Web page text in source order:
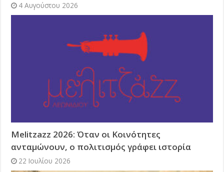
4 Αυγούστου 2026
Melitzazz 2026: Όταν οι Κοινότητες
ανταμώνουν, ο πολιτισμός γράφει ιστορία
22 Ιουλίου 2026